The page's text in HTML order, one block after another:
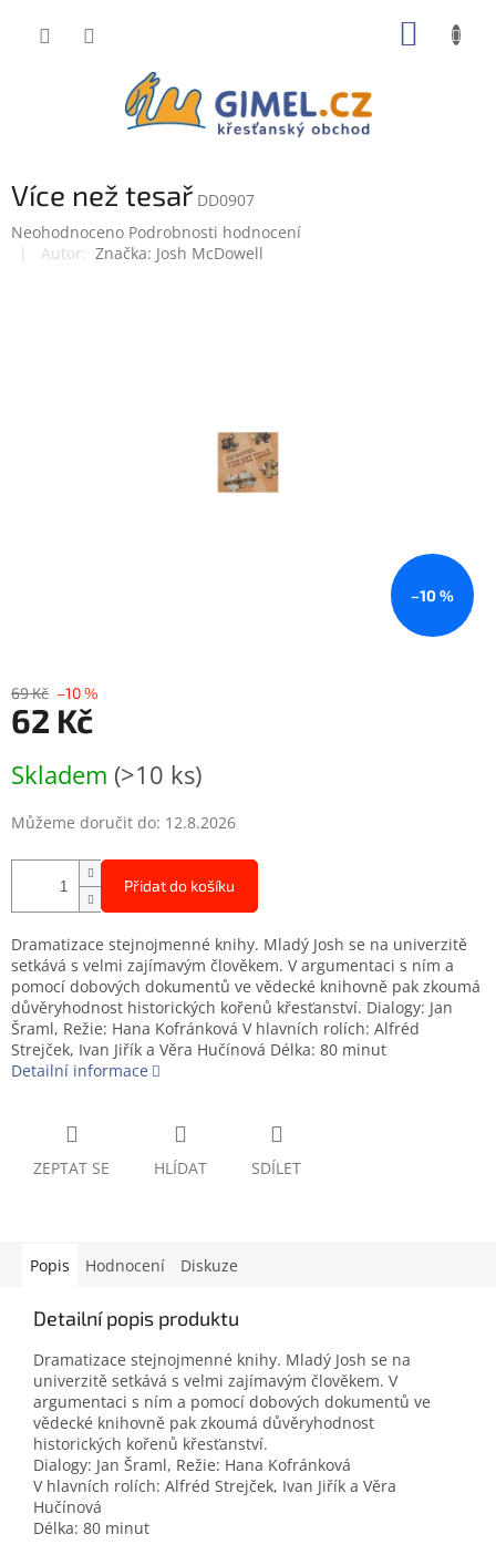
Více než tesař DD0907
Průměrné
hodnocení
Neohodnoceno Podrobnosti hodnocení
Značka: Josh McDowell
–10 %
69 Kč –10 %
62 Kč
cena:
Skladem (>10 ks)
Můžeme doručit do: 12.8.2026
Přidat do košíku
Dramatizace stejnojmenné knihy. Mladý Josh se na univerzitě
setkává s velmi zajímavým člověkem. V argumentaci s ním a
pomocí dobových dokumentů ve vědecké knihovně pak zkoumá
důvěryhodnost historických kořenů křesťanství. Dialogy: Jan
Šraml, Režie: Hana Kofránková V hlavních rolích: Alfréd
Strejček, Ivan Jiřík a Věra Hučínová Délka: 80 minut
Detailní informace
ZEPTAT SE HLÍDAT SDÍLET
Popis Hodnocení Diskuze
Detailní popis produktu
Dramatizace stejnojmenné knihy. Mladý Josh se na
univerzitě setkává s velmi zajímavým člověkem. V
argumentaci s ním a pomocí dobových dokumentů ve
vědecké knihovně pak zkoumá důvěryhodnost
historických kořenů křesťanství.
Dialogy: Jan Šraml, Režie: Hana Kofránková
V hlavních rolích: Alfréd Strejček, Ivan Jiřík a Věra
Hučínová
Délka: 80 minut